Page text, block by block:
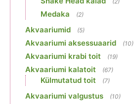
Medaka (2)
Akvaariumid (5)
Akvaariumi aksessuaarid (10)
Akvaariumi krabi toit (19)
Akvaariumi kalatoit (67)
Külmutatud toit (7)
Akvaariumi valgustus (10)